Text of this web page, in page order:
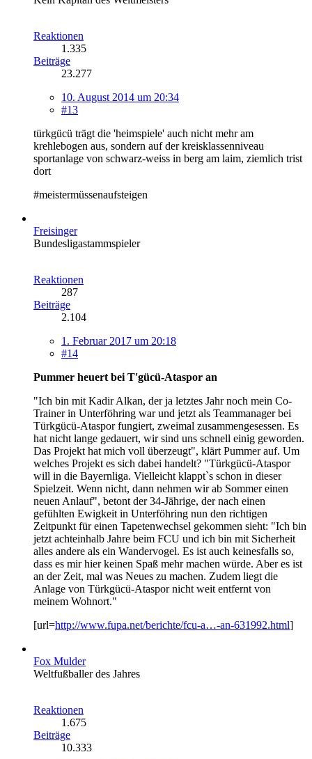
Reaktionen
1.335
Beiträge
23.277
10. August 2014 um 20:34
#13
türkgücü trägt die 'heimspiele' auch nicht mehr am
krehlebogen aus, sondern auf der kreisklassenniveau
sportanlage von schwarz-weiss in berg am laim, ziemlich trist
dort
#meistermüssenaufsteigen
Freisinger
Bundesligastammspieler
Reaktionen
287
Beiträge
2.104
1. Februar 2017 um 20:18
#14
Pummer heuert bei T'gücü-Ataspor an
"Ich bin mit Kadir Alkan, der ja letztes Jahr noch mein Co-
Trainer in Unterföhring war und jetzt als Teammanager bei
Türkgücü-Ataspor fungiert, zweimal zusammengesessen. Es
hat nicht lange gedauert, wir sind uns schnell einig geworden.
Das Projekt hat mich voll überzeugt", klärt Pummer auf. Um
welches Projekt es sich dabei handelt? "Türkgücü-Ataspor
will in die Bayernliga. Vielleicht klappt`s schon in dieser
Spielzeit. Wenn nicht, dann nehmen wir ab Sommer einen
neuen Anlauf", betont der 34-Jährige, der nach einen
gefühlten Ewigkeit in Unterföhring nun den richtigen
Zeitpunkt für einen Tapetenwechsel gekommen sieht: "Ich bin
jetzt achteinhalb Jahre beim FCU und ich bin mit Sicherheit
alles andere als ein Wandervogel. Es ist auch keinesfalls so,
dass es mir hier keinen Spaß mehr machen würde. Aber es ist
an der Zeit, mal was Neues zu machen. Zudem liegt die
Anlage von Türkgücü-Ataspor nicht weit entfernt von
meinem Wohnort."
[url=http://www.fupa.net/berichte/fcu-a…-an-631992.html]
Fox Mulder
Weltfußballer des Jahres
Reaktionen
1.675
Beiträge
10.333